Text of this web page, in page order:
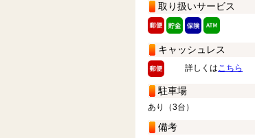
取り扱いサービス
キャッシュレス
詳しくはこちら
駐車場
あり（3台）
備考